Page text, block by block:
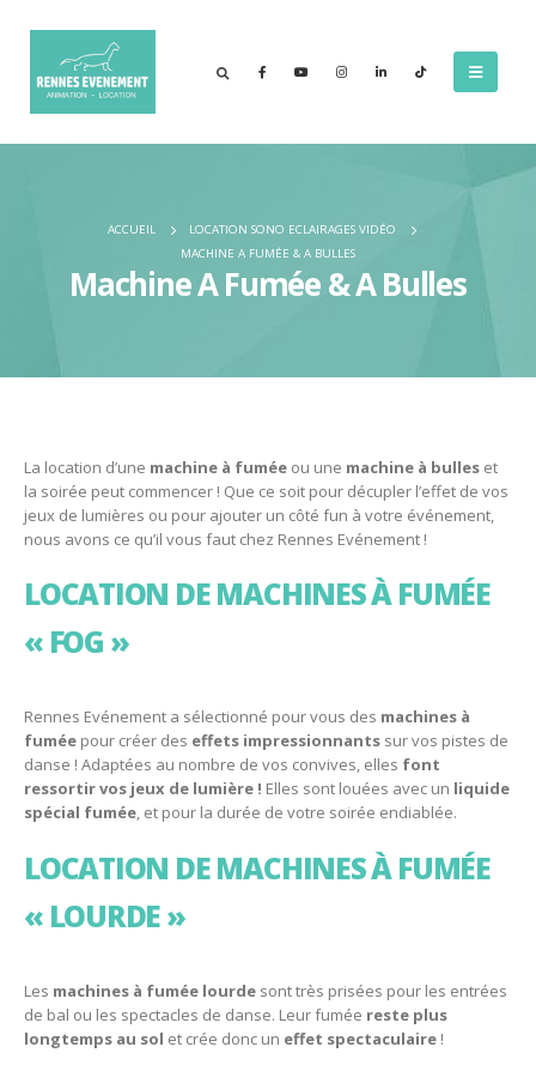
ACCUEIL
LOCATION SONO ECLAIRAGES VIDÉO
MACHINE A FUMÉE & A BULLES
Machine A Fumée & A Bulles
La location d’une machine à fumée ou une machine à bulles et
la soirée peut commencer ! Que ce soit pour décupler l’effet de vos
jeux de lumières ou pour ajouter un côté fun à votre événement,
nous avons ce qu’il vous faut chez Rennes Evénement !
LOCATION DE MACHINES À FUMÉE
« FOG »
Rennes Evénement a sélectionné pour vous des machines à
fumée pour créer des effets impressionnants sur vos pistes de
danse ! Adaptées au nombre de vos convives, elles font
ressortir vos jeux de lumière ! Elles sont louées avec un liquide
spécial fumée, et pour la durée de votre soirée endiablée.
LOCATION DE MACHINES À FUMÉE
« LOURDE »
Les machines à fumée lourde sont très prisées pour les entrées
de bal ou les spectacles de danse. Leur fumée reste plus
longtemps au sol et crée donc un effet spectaculaire !